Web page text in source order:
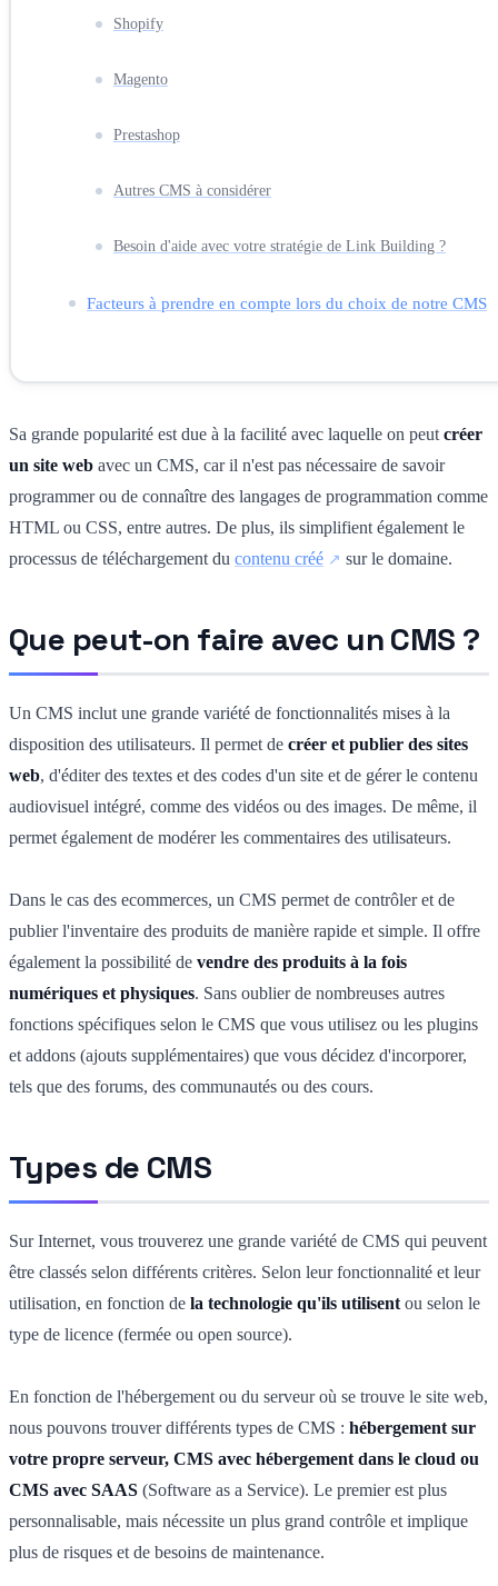
Shopify
Magento
Prestashop
Autres CMS à considérer
Besoin d'aide avec votre stratégie de Link Building ?
Facteurs à prendre en compte lors du choix de notre CMS
Sa grande popularité est due à la facilité avec laquelle on peut créer
un site web avec un CMS, car il n'est pas nécessaire de savoir
programmer ou de connaître des langages de programmation comme
HTML ou CSS, entre autres. De plus, ils simplifient également le
processus de téléchargement du contenu créé sur le domaine.
Que peut-on faire avec un CMS ?
Un CMS inclut une grande variété de fonctionnalités mises à la
disposition des utilisateurs. Il permet de créer et publier des sites
web, d'éditer des textes et des codes d'un site et de gérer le contenu
audiovisuel intégré, comme des vidéos ou des images. De même, il
permet également de modérer les commentaires des utilisateurs.
Dans le cas des ecommerces, un CMS permet de contrôler et de
publier l'inventaire des produits de manière rapide et simple. Il offre
également la possibilité de vendre des produits à la fois
numériques et physiques. Sans oublier de nombreuses autres
fonctions spécifiques selon le CMS que vous utilisez ou les plugins
et addons (ajouts supplémentaires) que vous décidez d'incorporer,
tels que des forums, des communautés ou des cours.
Types de CMS
Sur Internet, vous trouverez une grande variété de CMS qui peuvent
être classés selon différents critères. Selon leur fonctionnalité et leur
utilisation, en fonction de la technologie qu'ils utilisent ou selon le
type de licence (fermée ou open source).
En fonction de l'hébergement ou du serveur où se trouve le site web,
nous pouvons trouver différents types de CMS : hébergement sur
votre propre serveur, CMS avec hébergement dans le cloud ou
CMS avec SAAS (Software as a Service). Le premier est plus
personnalisable, mais nécessite un plus grand contrôle et implique
plus de risques et de besoins de maintenance.